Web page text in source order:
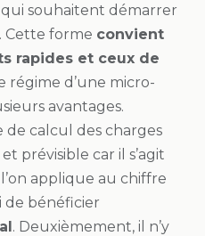
souhaitent démarrer
Cette forme convient
rapides et ceux de
régime d’une micro-
avantages.
calcul des charges
prévisible car il s’agit
applique au chiffre
de bénéficier
. Deuxièmement, il n’y